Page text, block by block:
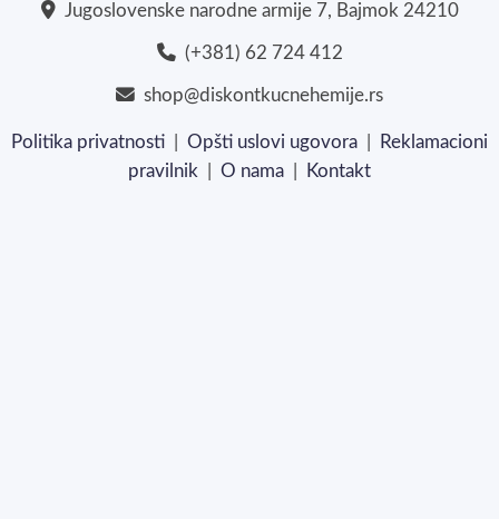
Jugoslovenske narodne armije 7, Bajmok 24210
(+381) 62 724 412
shop@diskontkucnehemije.rs
Politika privatnosti Opšti uslovi ugovora
Reklamacioni
pravilnik
O nama Kontakt